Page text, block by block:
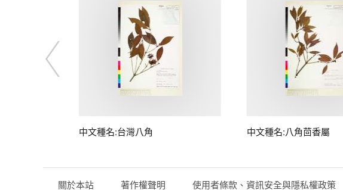
中文種名:台灣八角 中文種名:八角茴香屬
關於本站 著作權聲明 使用者條款、資訊安全與隱私權政策